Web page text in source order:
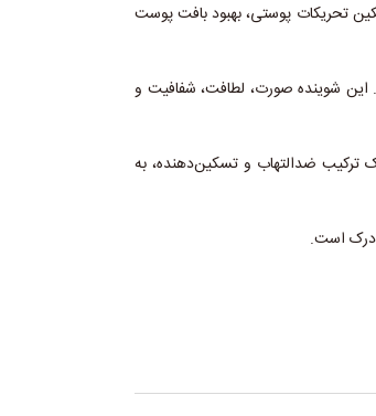
تحریکات پوستی، بهبود بافت پوست
شوینده صورت، لطافت، شفافیت و
ترکیب ضدالتهاب و تسکین‌دهنده، به
است.